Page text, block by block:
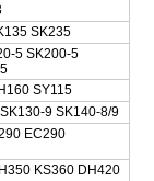
SK235
5 SK200-5
SY115
9 SK140-8/9
EC290
KS360 DH420